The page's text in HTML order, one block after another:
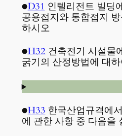
●D31인텔리전트 빌딩
공용접지와 통합접지
하시오
●H32건축전기 시설물
굵기의 산정방법에 대
●H33 한국산업규격에
에 관한 사항 중 다음을